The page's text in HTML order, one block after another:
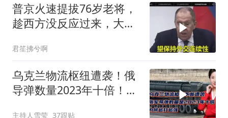
普京火速提拔76岁老将，
趁西方没反应过来，大鹅
君笙拂兮啊
乌克兰物流枢纽遭袭！俄
导弹数量2023年十倍！为
主持人雪莹 37跟贴